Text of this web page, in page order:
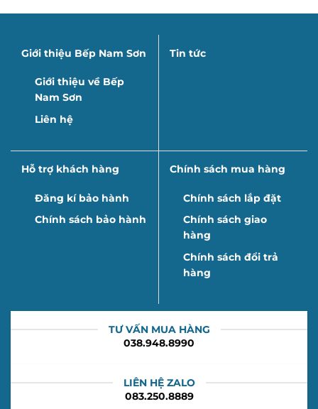
Giới thiệu Bếp Nam Sơn
Giới thiệu về Bếp
Nam Sơn
Liên hệ
Tin tức
Hỗ trợ khách hàng
Đăng kí bảo hành
Chính sách bảo hành
Chính sách mua hàng
Chính sách lắp đặt
Chính sách giao
hàng
Chính sách đổi trả
hàng
TƯ VẤN MUA HÀNG
038.948.8990
LIÊN HỆ ZALO
083.250.8889